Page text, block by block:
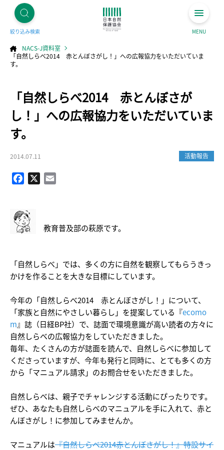
絞り込み検索 MENU
NACS-J資料室
「自然しらべ2014 赤とんぼさがし！」への広報協力をいただいていま
す。
「自然しらべ2014 赤とんぼさが
し！」への広報協力をいただいていま
す。
2014.07.11 活動報告
Facebook
教育普及部の萩原です。
「自然しらべ」では、多くの方に自然を観察してもらうきっ
かけを作ることを大きな目標にしています。
今年の「自然しらべ2014 赤とんぼさがし！」について、
「家族と自然にやさしい暮らし」を提案している『ecomo
m』誌（日経BP社）で、誌面で環境意識が高い読者の方々に
自然しらべの広報協力をしていただきました。
毎年、たくさんの方が誌面を読んで、自然しらべに参加して
くださっていますが、今年も発行と同時に、とても多くの方
から「マニュアル請求」のお問合せをいただきました。
自然しらべは、親子でチャレンジする活動にぴったりです。
ぜひ、あなたも自然しらべのマニュアルを手に入れて、赤と
んぼさがし！に参加してみませんか。
マニュアルは『自然しらべ2014赤とんぼさがし！』特設サイ